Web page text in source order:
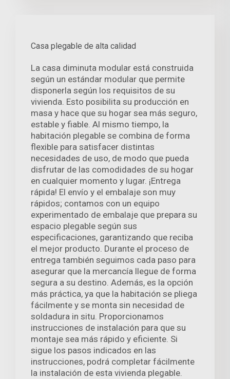
Casa plegable de alta calidad
La casa diminuta modular está construida
según un estándar modular que permite
disponerla según los requisitos de su
vivienda. Esto posibilita su producción en
masa y hace que su hogar sea más seguro,
estable y fiable. Al mismo tiempo, la
habitación plegable se combina de forma
flexible para satisfacer distintas
necesidades de uso, de modo que pueda
disfrutar de las comodidades de su hogar
en cualquier momento y lugar. ¡Entrega
rápida! El envío y el embalaje son muy
rápidos; contamos con un equipo
experimentado de embalaje que prepara su
espacio plegable según sus
especificaciones, garantizando que reciba
el mejor producto. Durante el proceso de
entrega también seguimos cada paso para
asegurar que la mercancía llegue de forma
segura a su destino. Además, es la opción
más práctica, ya que la habitación se pliega
fácilmente y se monta sin necesidad de
soldadura in situ. Proporcionamos
instrucciones de instalación para que su
montaje sea más rápido y eficiente. Si
sigue los pasos indicados en las
instrucciones, podrá completar fácilmente
la instalación de esta vivienda plegable.